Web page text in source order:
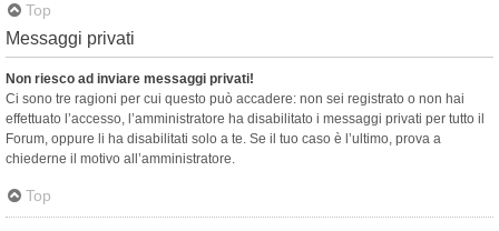
Top
Messaggi privati
Non riesco ad inviare messaggi privati!
Ci sono tre ragioni per cui questo può accadere: non sei registrato o non hai
effettuato l’accesso, l’amministratore ha disabilitato i messaggi privati per tutto il
Forum, oppure li ha disabilitati solo a te. Se il tuo caso è l’ultimo, prova a
chiederne il motivo all’amministratore.
Top